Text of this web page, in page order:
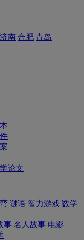
济南 合肥 青岛
论文
谜语 智力游戏 数学
事 名人故事 电影